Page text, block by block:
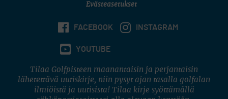
Evästeasetukset
FACEBOOK INSTAGRAM
YOUTUBE
Tilaa Golfpisteen maanantaisin ja perjantaisin
lähetettävä uutiskirje, niin pysyt ajan tasalla golfalan
ilmiöistä ja uutisista! Tilaa kirje syöttämällä